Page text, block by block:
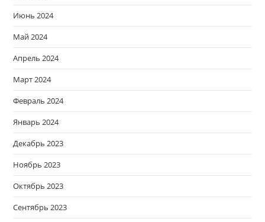
Июнь 2024
Май 2024
Апрель 2024
Март 2024
Февраль 2024
Январь 2024
Декабрь 2023
Ноябрь 2023
Октябрь 2023
Сентябрь 2023